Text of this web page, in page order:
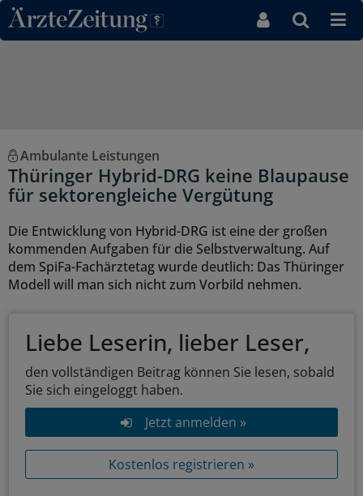
Direkt zum Inhaltsbereich
Ambulante Leistungen
Thüringer Hybrid-DRG keine Blaupause
für sektorengleiche Vergütung
Die Entwicklung von Hybrid-DRG ist eine der großen
kommenden Aufgaben für die Selbstverwaltung. Auf
dem SpiFa-Fachärztetag wurde deutlich: Das Thüringer
Modell will man sich nicht zum Vorbild nehmen.
Liebe Leserin, lieber Leser,
den vollständigen Beitrag können Sie lesen, sobald
Sie sich eingeloggt haben.
Jetzt anmelden »
Kostenlos registrieren »